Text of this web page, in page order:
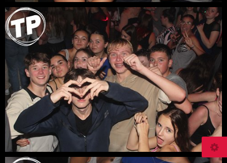
© 2026 teenageparty.fr/photos